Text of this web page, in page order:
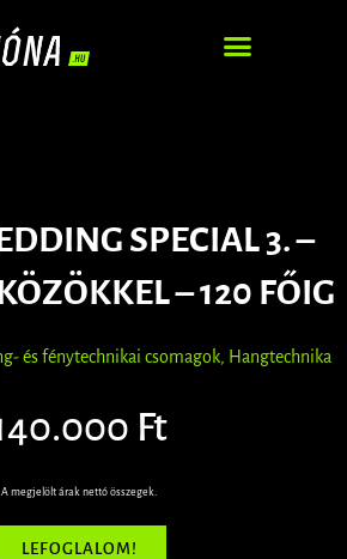
SPECIAL 3. –
– 120 FŐIG
és fénytechnikai csomagok, Hangtechnika
Ft
A megjelölt árak nettó összegek.
LEFOGLALOM!